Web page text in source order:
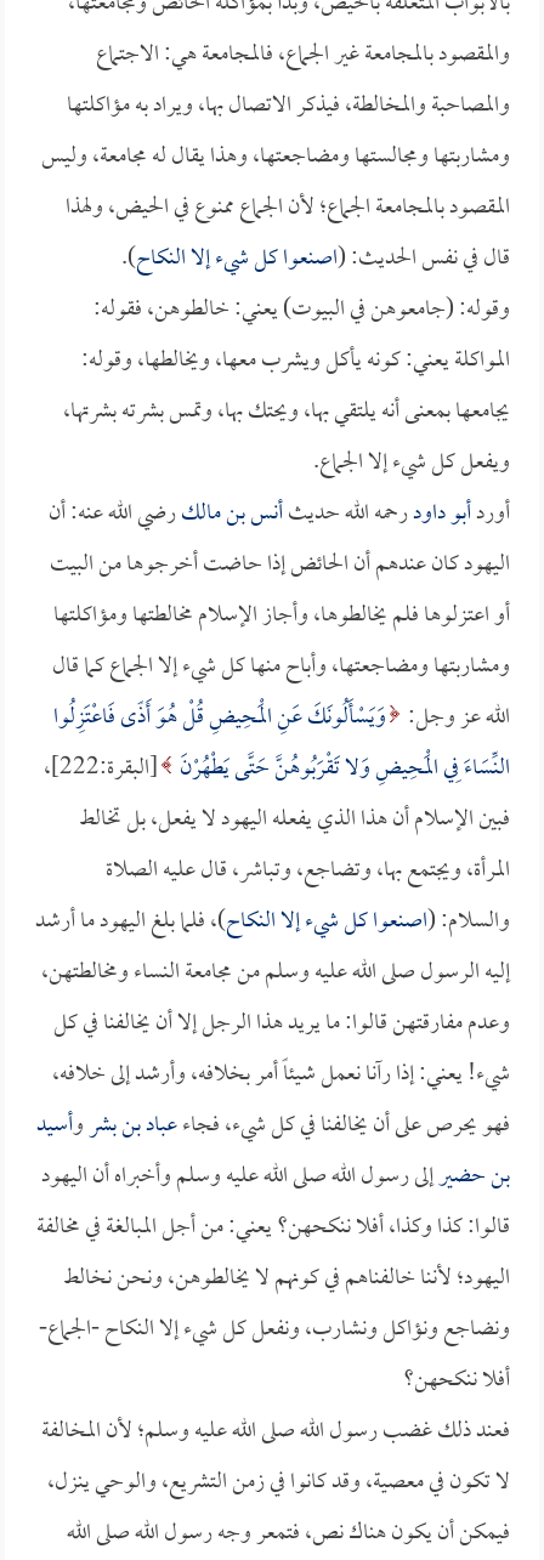
والمقصود بالمجامعة غير الجماع، فالمجامعة هي: الاجتماع
والمصاحبة والمخالطة، فيذكر الاتصال بها، ويراد به مؤاكلتها
ومشاربتها ومجالستها ومضاجعتها، وهذا يقال له مجامعة، وليس
المقصود بالمجامعة الجماع؛ لأن الجماع ممنوع في الحيض، ولهذا
قال في نفس الحديث: (اصنعوا كل شيء إلا النكاح).
وقوله: (جامعوهن في البيوت) يعني: خالطوهن، فقوله:
المواكلة يعني: كونه يأكل ويشرب معها، ويخالطها، وقوله:
يجامعها بمعنى أنه يلتقي بها، ويحتك بها، وتمس بشرته بشرتها،
ويفعل كل شيء إلا الجماع.
أوردأبو داودرحمه الله حديثأنس بن مالكرضي الله عنه: أن
اليهود كان عندهم أن الحائض إذا حاضت أخرجوها من البيت
أو اعتزلوها فلم يخالطوها، وأجاز الإسلام مخالطتها ومؤاكلتها
ومشاربتها ومضاجعتها، وأباح منها كل شيء إلا الجماع كما قال
الله عز وجل: وَيَسْأَلُونَكَ عَنِ الْمَحِيضِ قُلْ هُوَ أَذًى فَاعْتَزِلُوا
النِّسَاءَ فِي الْمَحِيضِ وَلا تَقْرَبُوهُنَّ حَتَّى يَطْهُرْنَ
[البقرة:222]،
فبين الإسلام أن هذا الذي يفعله اليهود لا يفعل، بل تخالط
المرأة، ويجتمع بها، وتضاجع، وتباشر، قال عليه الصلاة
والسلام: (اصنعوا كل شيء إلا النكاح)، فلما بلغ اليهود ما أرشد
إليه الرسول صلى الله عليه وسلم من مجامعة النساء ومخالطتهن،
وعدم مفارقتهن قالوا: ما يريد هذا الرجل إلا أن يخالفنا في كل
شيء! يعني: إذا رآنا نعمل شيئاً أمر بخلافه، وأرشد إلى خلافه،
فهو يحرص على أن يخالفنا في كل شيء، فجاءعباد بن بشروأسيد
بن حضيرإلى رسول الله صلى الله عليه وسلم وأخبراه أن اليهود
قالوا: كذا وكذا، أفلا ننكحهن؟ يعني: من أجل المبالغة في مخالفة
اليهود؛ لأننا خالفناهم في كونهم لا يخالطوهن، ونحن نخالط
ونضاجع ونؤاكل ونشارب، ونفعل كل شيء إلا النكاح -الجماع-
أفلا ننكحهن؟
فعند ذلك غضب رسول الله صلى الله عليه وسلم؛ لأن المخالفة
لا تكون في معصية، وقد كانوا في زمن التشريع، والوحي ينزل،
فيمكن أن يكون هناك نص، فتمعر وجه رسول الله صلى الله